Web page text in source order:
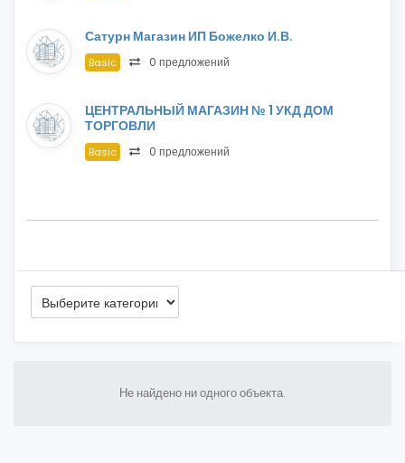
Сатурн Магазин ИП Божелко И.В.
Basic 0 предложений
ЦЕНТРАЛЬНЫЙ МАГАЗИН № 1 УКД ДОМ
ТОРГОВЛИ
Basic 0 предложений
Не найдено ни одного объекта.